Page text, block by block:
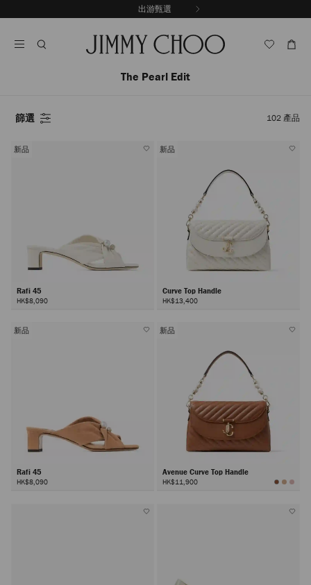
至
出游甄選
The Pearl Edit
篩選 102 產品
新品
Rafi 45
HK$8,090
新品
Curve Top Handle
HK$13,400
新品
Rafi 45
HK$8,090
新品
Avenue Curve Top Handle
HK$11,900